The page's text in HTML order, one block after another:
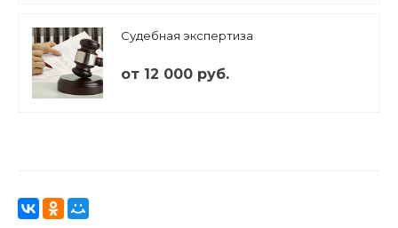
Судебная экспертиза
от 12 000 руб.